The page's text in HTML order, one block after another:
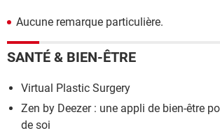
Aucune remarque particulière.
SANTÉ & BIEN-ÊTRE
Virtual Plastic Surgery
Zen by Deezer : une appli de bien-être
de soi